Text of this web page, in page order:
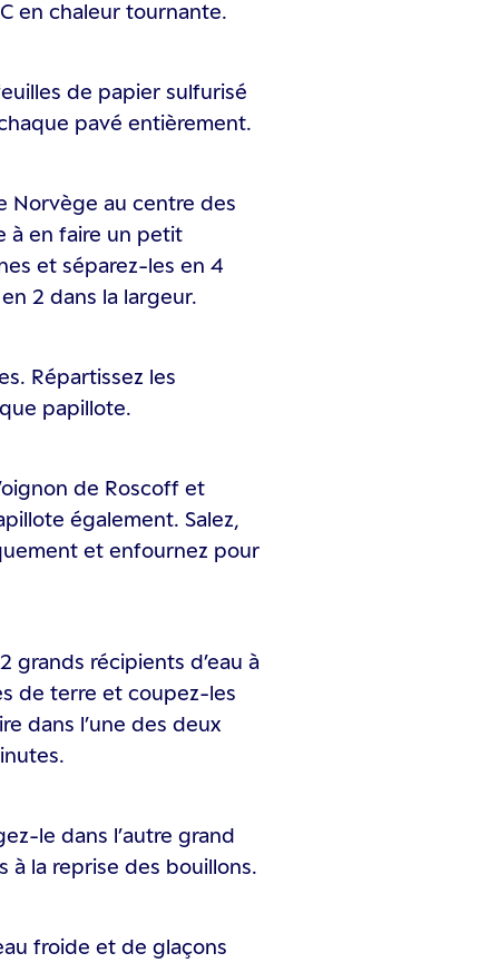
en chaleur tournante.
de papier sulfurisé
pavé entièrement.
Norvège au centre des
à en faire un petit
et séparez-les en 4
2 dans la largeur.
Répartissez les
papillote.
de Roscoff et
également. Salez,
et enfournez pour
grands récipients d’eau à
de terre et coupez-les
dans l’une des deux
le dans l’autre grand
à la reprise des bouillons.
froide et de glaçons